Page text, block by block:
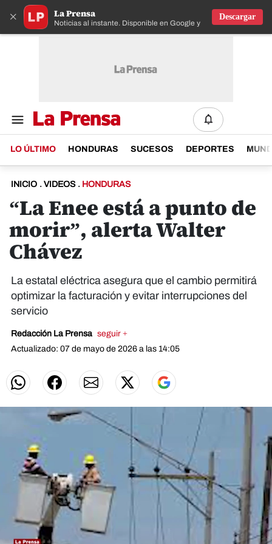
× La Prensa
Noticias al instante. Disponible en Google y IOS
Descargar
LO ÚLTIMO HONDURAS SUCESOS DEPORTES
INICIO . VIDEOS . HONDURAS
“La Enee está a punto de
morir”, alerta Walter
Chávez
La estatal eléctrica asegura que el cambio permitirá
optimizar la facturación y evitar interrupciones del
servicio
Redacción La Prensa seguir +
Actualizado: 07 de mayo de 2026 a las 14:05